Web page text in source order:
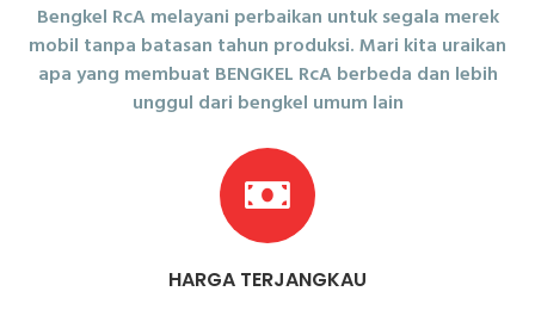
Bengkel RcA melayani perbaikan untuk segala merek
mobil tanpa batasan tahun produksi. Mari kita uraikan
apa yang membuat BENGKEL RcA berbeda dan lebih
unggul dari bengkel umum lain
HARGA TERJANGKAU